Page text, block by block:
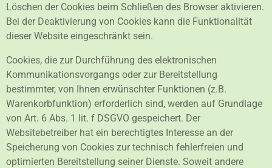
Löschen der Cookies beim Schließen des Browser aktivieren.
Bei der Deaktivierung von Cookies kann die Funktionalität
dieser Website eingeschränkt sein.
Cookies, die zur Durchführung des elektronischen
Kommunikationsvorgangs oder zur Bereitstellung
bestimmter, von Ihnen erwünschter Funktionen (z.B.
Warenkorbfunktion) erforderlich sind, werden auf Grundlage
von Art. 6 Abs. 1 lit. f DSGVO gespeichert. Der
Websitebetreiber hat ein berechtigtes Interesse an der
Speicherung von Cookies zur technisch fehlerfreien und
optimierten Bereitstellung seiner Dienste. Soweit andere